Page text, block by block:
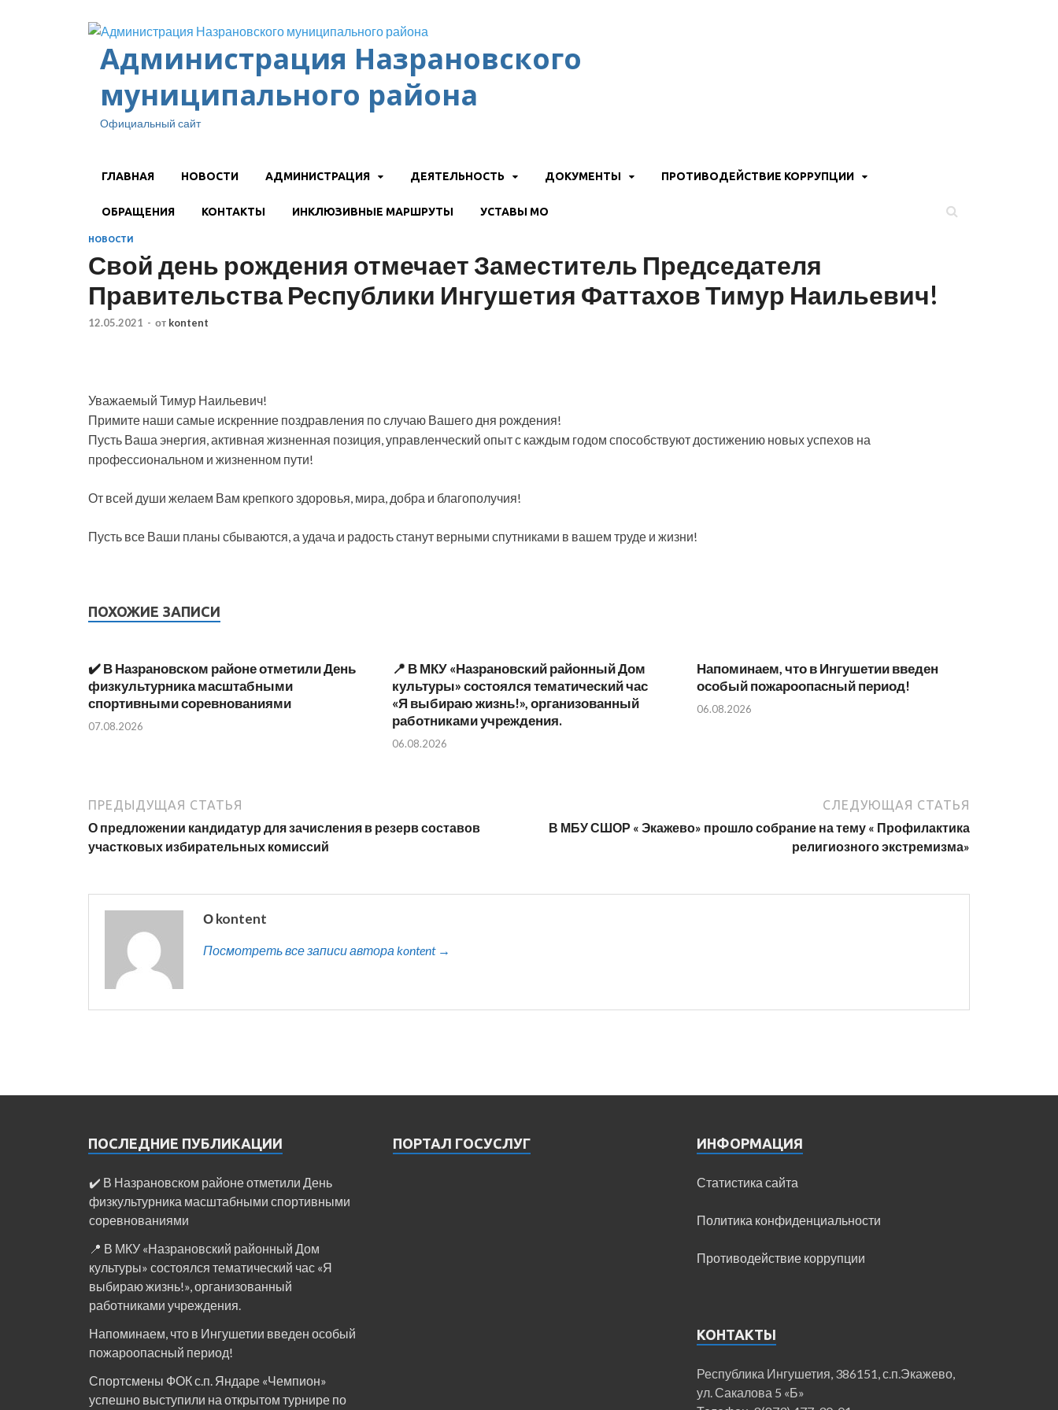
Администрация Назрановского
муниципального района
Официальный сайт
ГЛАВНАЯ НОВОСТИ АДМИНИСТРАЦИЯ ДЕЯТЕЛЬНОСТЬ ДОКУМЕНТЫ ПРОТИВОДЕЙСТВИЕ КОРРУПЦИИ
ОБРАЩЕНИЯ КОНТАКТЫ ИНКЛЮЗИВНЫЕ МАРШРУТЫ УСТАВЫ МО
НОВОСТИ
Свой день рождения отмечает Заместитель Председателя
Правительства Республики Ингушетия Фаттахов Тимур Наильевич!
12.05.2021 - от kontent
Уважаемый Тимур Наильевич!
Примите наши самые искренние поздравления по случаю Вашего дня рождения!
Пусть Ваша энергия, активная жизненная позиция, управленческий опыт с каждым годом способствуют достижению новых успехов на
профессиональном и жизненном пути!
От всей души желаем Вам крепкого здоровья, мира, добра и благополучия!
Пусть все Ваши планы сбываются, а удача и радость станут верными спутниками в вашем труде и жизни!
ПОХОЖИЕ ЗАПИСИ
✔️ В Назрановском районе отметили День
физкультурника масштабными
спортивными соревнованиями
07.08.2026
📍 В МКУ «Назрановский районный Дом
культуры» состоялся тематический час
«Я выбираю жизнь!», организованный
работниками учреждения.
06.08.2026
Напоминаем, что в Ингушетии введен
особый пожароопасный период!⁣⁣⠀
06.08.2026
ПРЕДЫДУЩАЯ СТАТЬЯ
О предложении кандидатур для зачисления в резерв составов
участковых избирательных комиссий
СЛЕДУЮЩАЯ СТАТЬЯ
В МБУ СШОР « Экажево» прошло собрание на тему « Профилактика
религиозного экстремизма»
О kontent
Посмотреть все записи автора kontent →
ПОСЛЕДНИЕ ПУБЛИКАЦИИ
✔️ В Назрановском районе отметили День
физкультурника масштабными спортивными
соревнованиями
📍 В МКУ «Назрановский районный Дом
культуры» состоялся тематический час «Я
выбираю жизнь!», организованный
работниками учреждения.
Напоминаем, что в Ингушетии введен особый
пожароопасный период!⁣⁣⠀
Спортсмены ФОК с.п. Яндаре «Чемпион»
успешно выступили на открытом турнире по
ПОРТАЛ ГОСУСЛУГ ИНФОРМАЦИЯ
Статистика сайта
Политика конфиденциальности
Противодействие коррупции
КОНТАКТЫ
Республика Ингушетия, 386151, с.п.Экажево,
ул. Сакалова 5 «Б»